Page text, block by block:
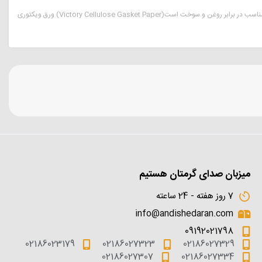
میزبان صدای گرمتان هستیم
7 روز هفته - 24 ساعته
info@andishedaran.com
09192021798
02186027329
02186027323
02186023179
02186027334
02186027307